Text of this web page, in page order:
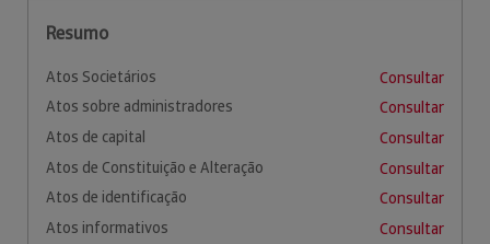
Resumo
Atos Societários
Consultar
Atos sobre administradores
Consultar
Atos de capital
Consultar
Atos de Constituição e Alteração
Consultar
Atos de identificação
Consultar
Atos informativos
Consultar